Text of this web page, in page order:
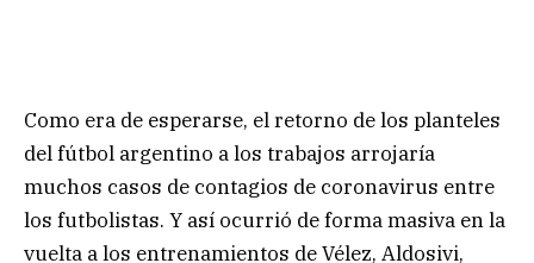
Como era de esperarse, el retorno de los planteles
del fútbol argentino a los trabajos arrojaría
muchos casos de contagios de coronavirus entre
los futbolistas. Y así ocurrió de forma masiva en la
vuelta a los entrenamientos de Vélez, Aldosivi,